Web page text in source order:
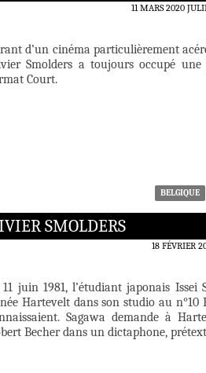
11 MARS 2020
d’un cinéma particulièrement
Smolders a toujours occupé
Court.
BELGIQUE
SMOLDERS
18 FÉVRIER
11 juin 1981, l’étudiant japonais Issei
Hartevelt dans son studio au
Sagawa demande à
Becher dans un dictaphone,